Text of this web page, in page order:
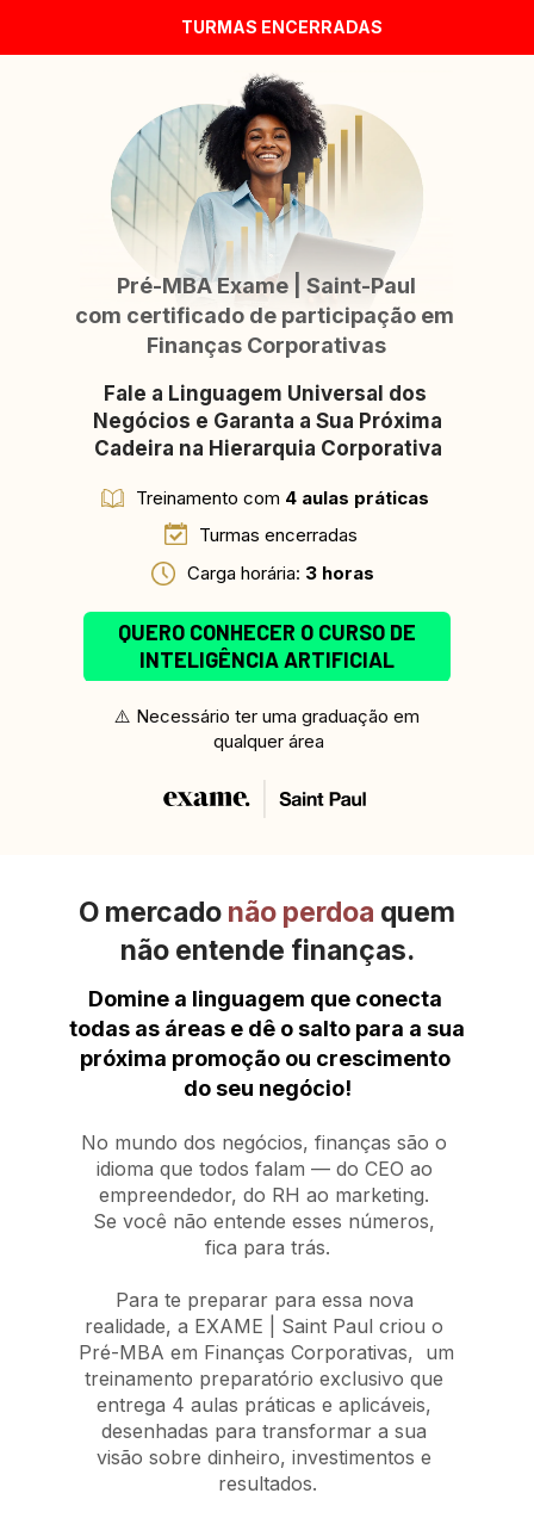
TURMAS ENCERRADAS
​​Pré-MBA Exame | Saint-Paul
com certificado de participação em
Finanças Corporativas
Fale a Linguagem Universal dos
Negócios e Garanta a Sua Próxima
Cadeira na Hierarquia Corporativa
Treinamento com 4 aulas práticas
Turmas encerradas
Carga horária: 3 horas
QUERO CONHECER O CURSO DE
INTELIGÊNCIA ARTIFICIAL
⚠️ Necessário ter uma graduação em
qualquer área
O mercado não perdoa quem
não entende finanças.
Domine a linguagem que conecta
todas as áreas e dê o salto para a sua
próxima promoção ou crescimento
do seu negócio!
No mundo dos negócios, finanças são o
idioma que todos falam — do CEO ao
empreendedor, do RH ao marketing.
Se você não entende esses números,
fica para trás.
Para te preparar para essa nova
realidade, a EXAME | Saint Paul criou o
Pré-MBA em Finanças Corporativas, um
treinamento preparatório exclusivo que
entrega 4 aulas práticas e aplicáveis,
desenhadas para transformar a sua
visão sobre dinheiro, investimentos e
resultados.